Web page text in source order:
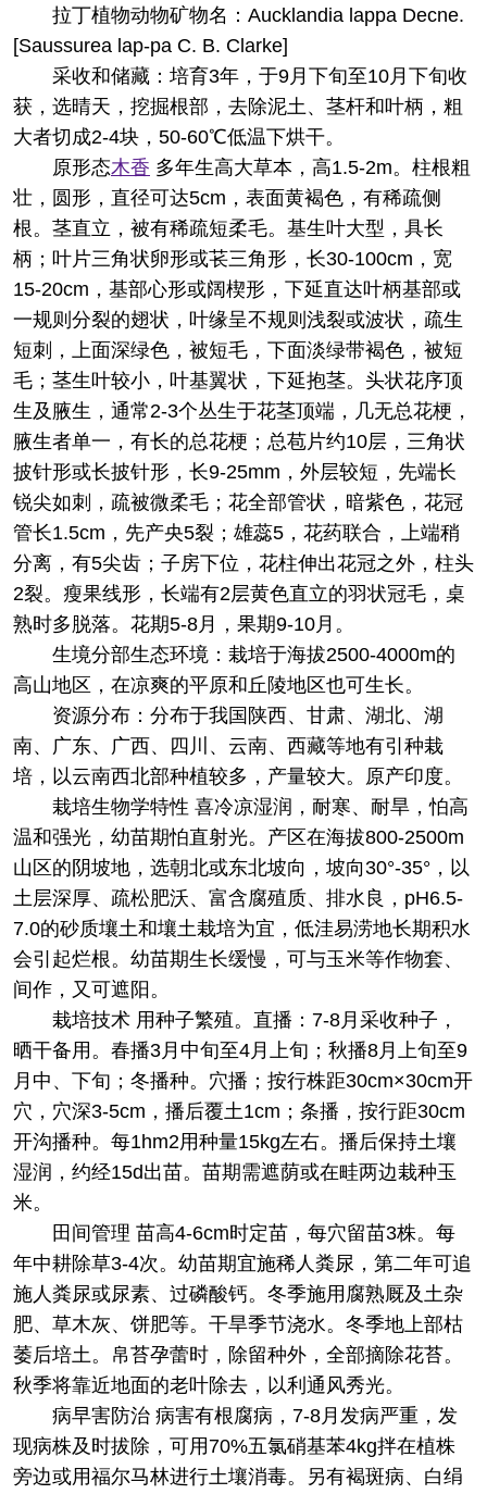
拉丁植物动物矿物名：Aucklandia lappa Decne.
[Saussurea lap-pa C. B. Clarke]
采收和储藏：培育3年，于9月下旬至10月下旬收
获，选晴天，挖掘根部，去除泥土、茎杆和叶柄，粗
大者切成2-4块，50-60℃低温下烘干。
原形态木香 多年生高大草本，高1.5-2m。柱根粗
壮，圆形，直径可达5cm，表面黄褐色，有稀疏侧
根。茎直立，被有稀疏短柔毛。基生叶大型，具长
柄；叶片三角状卵形或苌三角形，长30-100cm，宽
15-20cm，基部心形或阔楔形，下延直达叶柄基部或
一规则分裂的翅状，叶缘呈不规则浅裂或波状，疏生
短刺，上面深绿色，被短毛，下面淡绿带褐色，被短
毛；茎生叶较小，叶基翼状，下延抱茎。头状花序顶
生及腋生，通常2-3个丛生于花茎顶端，几无总花梗，
腋生者单一，有长的总花梗；总苞片约10层，三角状
披针形或长披针形，长9-25mm，外层较短，先端长
锐尖如刺，疏被微柔毛；花全部管状，暗紫色，花冠
管长1.5cm，先产央5裂；雄蕊5，花药联合，上端稍
分离，有5尖齿；子房下位，花柱伸出花冠之外，柱头
2裂。瘦果线形，长端有2层黄色直立的羽状冠毛，桌
熟时多脱落。花期5-8月，果期9-10月。
生境分部生态环境：栽培于海拔2500-4000m的
高山地区，在凉爽的平原和丘陵地区也可生长。
资源分布：分布于我国陕西、甘肃、湖北、湖
南、广东、广西、四川、云南、西藏等地有引种栽
培，以云南西北部种植较多，产量较大。原产印度。
栽培生物学特性 喜冷凉湿润，耐寒、耐旱，怕高
温和强光，幼苗期怕直射光。产区在海拔800-2500m
山区的阴坡地，选朝北或东北坡向，坡向30°-35°，以
土层深厚、疏松肥沃、富含腐殖质、排水良，pH6.5-
7.0的砂质壤土和壤土栽培为宜，低洼易涝地长期积水
会引起烂根。幼苗期生长缓慢，可与玉米等作物套、
间作，又可遮阳。
栽培技术 用种子繁殖。直播：7-8月采收种子，
晒干备用。春播3月中旬至4月上旬；秋播8月上旬至9
月中、下旬；冬播种。穴播；按行株距30cm×30cm开
穴，穴深3-5cm，播后覆土1cm；条播，按行距30cm
开沟播种。每1hm2用种量15kg左右。播后保持土壤
湿润，约经15d出苗。苗期需遮荫或在畦两边栽种玉
米。
田间管理 苗高4-6cm时定苗，每穴留苗3株。每
年中耕除草3-4次。幼苗期宜施稀人粪尿，第二年可追
施人粪尿或尿素、过磷酸钙。冬季施用腐熟厩及土杂
肥、草木灰、饼肥等。干旱季节浇水。冬季地上部枯
萎后培土。帛苔孕蕾时，除留种外，全部摘除花苔。
秋季将靠近地面的老叶除去，以利通风秀光。
病早害防治 病害有根腐病，7-8月发病严重，发
现病株及时拔除，可用70%五氯硝基苯4kg拌在植株
旁边或用福尔马林进行土壤消毒。另有褐斑病、白绢